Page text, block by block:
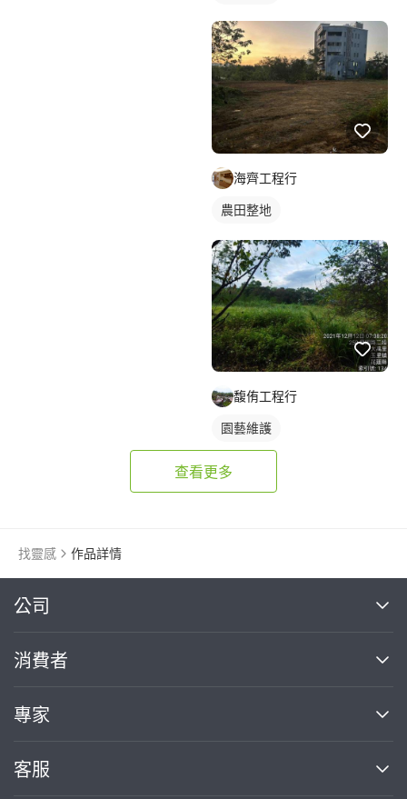
海齊工程行
農田整地
馥侑工程行
園藝維護
查看更多
找靈感 作品詳情
公司
關於我們
部落格
加入我們
消費者
買服務
熱門服務
專家
案件中心
客服
繼續完成